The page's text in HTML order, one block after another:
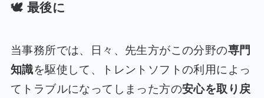
🕊️ 最後に
当事務所では、日々、先生方がこの分野の専門
知識を駆使して、トレントソフトの利用によっ
てトラブルになってしまった方の安心を取り戻